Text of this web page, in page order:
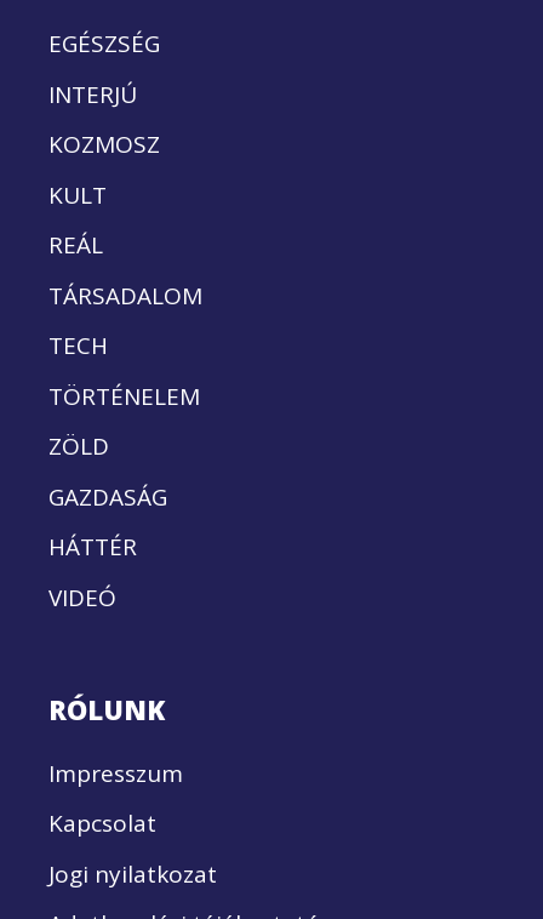
EGÉSZSÉG
INTERJÚ
KOZMOSZ
KULT
REÁL
TÁRSADALOM
TECH
TÖRTÉNELEM
ZÖLD
GAZDASÁG
HÁTTÉR
VIDEÓ
RÓLUNK
Impresszum
Kapcsolat
Jogi nyilatkozat